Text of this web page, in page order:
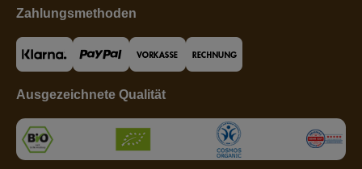
Zahlungsmethoden
Ausgezeichnete Qualität